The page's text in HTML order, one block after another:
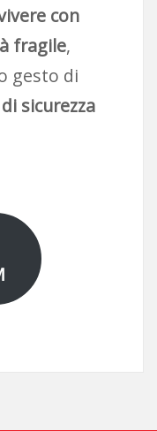
con
fragile,
gesto di
sicurezza